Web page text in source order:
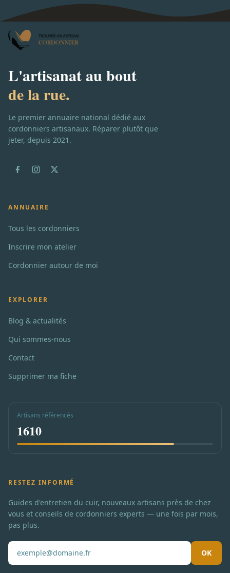
L'artisanat au bout
de la rue.
Le premier annuaire national dédié aux
cordonniers artisanaux. Réparer plutôt que
jeter, depuis 2021.
ANNUAIRE
Tous les cordonniers
Inscrire mon atelier
Cordonnier autour de moi
EXPLORER
Blog & actualités
Qui sommes-nous
Contact
Supprimer ma fiche
Artisans référencés
1610
RESTEZ INFORMÉ
Guides d'entretien du cuir, nouveaux artisans près de chez
vous et conseils de cordonniers experts — une fois par mois,
pas plus.
OK